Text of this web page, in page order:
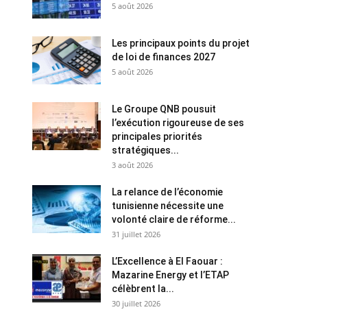
5 août 2026
Les principaux points du projet
de loi de finances 2027
5 août 2026
Le Groupe QNB pousuit
l’exécution rigoureuse de ses
principales priorités
stratégiques...
3 août 2026
La relance de l’économie
tunisienne nécessite une
volonté claire de réforme...
31 juillet 2026
L’Excellence à El Faouar :
Mazarine Energy et l’ETAP
célèbrent la...
30 juillet 2026